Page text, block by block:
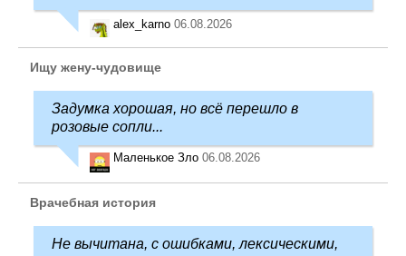
alex_karno 06.08.2026
Ищу жену-чудовище
Задумка хорошая, но всё перешло в
розовые сопли...
Маленькое Зло 06.08.2026
Врачебная история
Не вычитана, с ошибками, лексическими,